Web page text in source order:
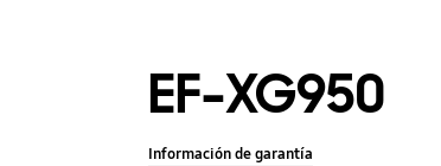
EF-XG950
Información de garantía